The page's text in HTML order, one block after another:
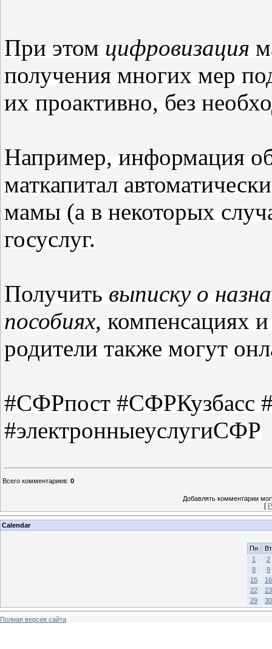
При этом цифровизация
получения многих мер
их проактивно, без
Например, информация
маткапитал
мамы (а в некоторых
госуслуг.
Получить выписку о
пособиях, компенсациях
родители также могут
#СФРпост #СФРКузбасс
#электронныеуслугиСФР
Всего комментариев: 0
Добавлять комментарии
[
Calendar
Пн
Вт
1
2
8
9
15
16
22
23
29
30
Полная версия сайта